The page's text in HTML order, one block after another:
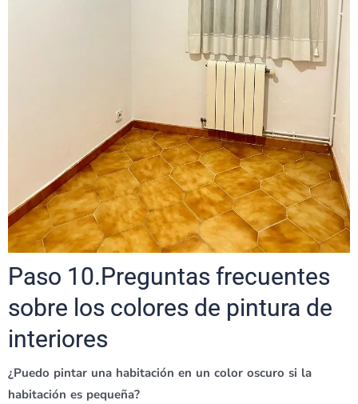
Paso 10.Preguntas frecuentes
sobre los colores de pintura de
interiores
¿Puedo pintar una habitación en un color oscuro si la
habitación es pequeña?